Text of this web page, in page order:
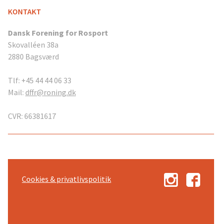
KONTAKT
Dansk Forening for Rosport
Skovalléen 38a
2880 Bagsværd
Tlf: +45 44 44 06 33
Mail: dffr@roning.dk
CVR: 66381617
Cookies & privatlivspolitik